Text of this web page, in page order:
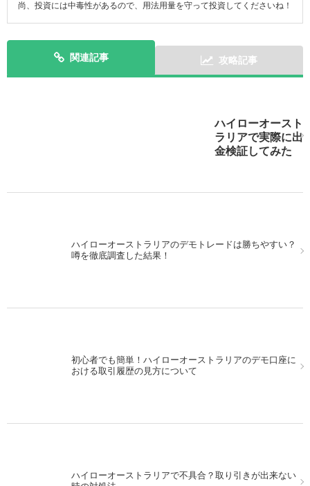
尚、投資には中毒性があるので、用法用量を守って投資してくださいね！
関連記事 攻略記事
ハイローオースト
ラリアで実際に出
金検証してみた
ハイローオーストラリアのデモトレードは勝ちやすい？
噂を徹底調査した結果！
初心者でも簡単！ハイローオーストラリアのデモ口座に
おける取引履歴の見方について
ハイローオーストラリアで不具合？取り引きが出来ない
スマホで実践！ハイローオーストラリアのアプリを攻略
パソコンでMT4を使いながら、スマホを使ってハイロー
オーストラリアの取引！
13日の金曜日にハイローオーストラリアで実戦取引をし
てみた！
MACDを使ってハイローオーストラリアで取引。シンプ